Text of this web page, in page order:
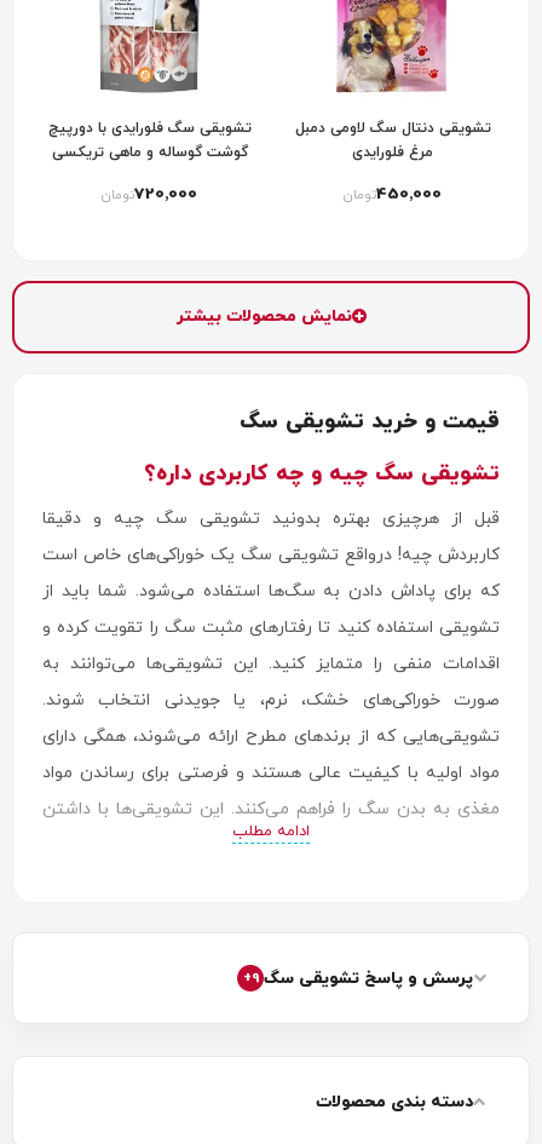
تشویقی دنتال سگ لاومی دمبل
مرغ فلورایدی
450٬000تومان
تشویقی سگ فلورایدی با دورپیچ
گوشت گوساله و ماهی تریکسی
720٬000تومان
نمایش محصولات بیشتر
قیمت و خرید تشویقی سگ
تشویقی سگ چیه و چه کاربردی داره؟
قبل از هرچیزی بهتره بدونید تشویقی سگ چیه و دقیقا
کاربردش چیه! درواقع تشویقی سگ یک خوراکی‌های خاص است
که برای پاداش دادن به سگ‌ها استفاده می‌شود. شما باید از
تشویقی استفاده کنید تا رفتارهای مثبت سگ را تقویت کرده و
اقدامات منفی را متمایز کنید. این تشویقی‌ها می‌توانند به
صورت خوراکی‌های خشک، نرم، یا جویدنی انتخاب شوند.
تشویقی‌هایی که از برندهای مطرح ارائه می‌شوند، همگی دارای
مواد اولیه با کیفیت عالی هستند و فرصتی برای رساندن مواد
مغذی به بدن سگ را فراهم می‌کنند. این تشویقی‌ها با داشتن
طعم و عطر جذاب، بهترین و خوشحال کننده‌ترین خوراکی
مزایای خرید تشویقی سگ
شما برای این که انگیزه بیشتری در خرید تشویقی داشته باشید،
باید از مزایای خرید تشویقی اطلاعات کسب کنید. به همین دلیل
در اینجا مزایای تشویقی‌های خوشمزه مخصوص سگ را بررسی
ادامه مطلب
پرسش و پاسخ تشویقی سگ 9+
دسته بندی محصولات